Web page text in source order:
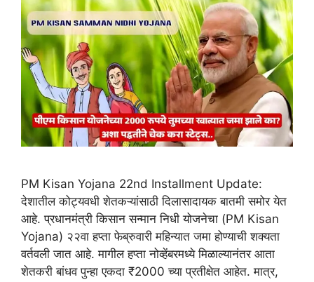
PM Kisan Yojana 22nd Installment Update:
देशातील कोट्यवधी शेतकऱ्यांसाठी दिलासादायक बातमी समोर येत
आहे. प्रधानमंत्री किसान सन्मान निधी योजनेचा (PM Kisan
Yojana) २२वा हप्ता फेब्रुवारी महिन्यात जमा होण्याची शक्यता
वर्तवली जात आहे. मागील हप्ता नोव्हेंबरमध्ये मिळाल्यानंतर आता
शेतकरी बांधव पुन्हा एकदा ₹2000 च्या प्रतीक्षेत आहेत. मात्र,